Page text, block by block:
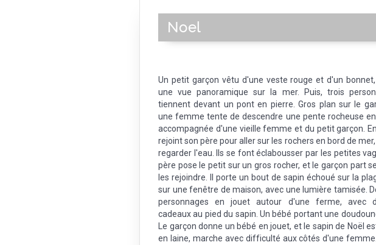
Noel
Un petit garçon vêtu d'une veste rouge et d'un
une vue panoramique sur la mer. Puis, trois
tiennent devant un pont en pierre. Gros plan sur le
une femme tente de descendre une pente rocheuse
accompagnée d'une vieille femme et du petit garçon.
rejoint son père pour aller sur les rochers en bord de
regarder l'eau. Ils se font éclabousser par les petites
père pose le petit sur un gros rocher, et le garçon part
les rejoindre. Il porte un bout de sapin échoué sur la
sur une fenêtre de maison, avec une lumière tamisée.
personnages en jouet autour d'une ferme, avec
cadeaux au pied du sapin. Un bébé portant une
Le garçon donne un bébé en jouet, et le sapin de Noël
en laine, marche avec difficulté aux côtés d'une